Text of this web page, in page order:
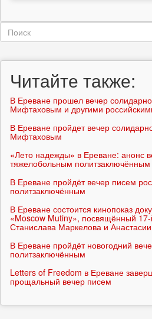
Форма
Читайте также:
В Ереване прошел вечер
Мифтаховым и другими
В Ереване пройдет вечер
Мифтаховым
«Лето надежды» в Ереване: анонс
тяжелобольным политзаключённым
В Ереване пройдёт вечер писем
политзаключённым
В Ереване состоится кинопоказ
«Moscow Mutiny», посвящённый
Станислава Маркелова и
В Ереване пройдёт новогодний
политзаключённым
Letters of Freedom в Ереване
прощальный вечер писем